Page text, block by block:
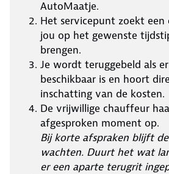
AutoMaatje.
Het servicepunt zoekt
jou op het gewenste
brengen.
Je wordt teruggebeld als
beschikbaar is en hoort
inschatting van de kosten.
De vrijwillige chauffeur
afgesproken moment op.
Bij korte afspraken blijft
wachten. Duurt het wat
er een aparte terugrit